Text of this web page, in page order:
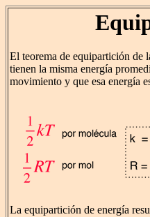
El teorema de equipartición de
tienen la misma energía
movimiento y que esa energía
La equipartición de energía